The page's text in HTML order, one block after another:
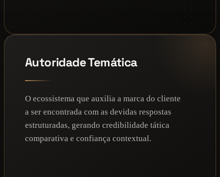
Autoridade Temática
O ecossistema que auxilia a marca do cliente
a ser encontrada com as devidas respostas
estruturadas, gerando credibilidade tática
comparativa e confiança contextual.